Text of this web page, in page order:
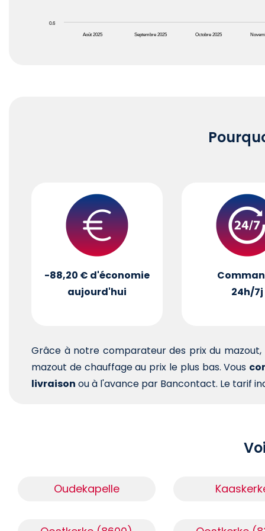
Août 2025 Septembre 2025 Octobre 2025
0.6
-88,20 € d'économie
aujourd'hui
24h/7j
Grâce à notre comparateur des prix du
mazout de chauffage au prix le plus bas. Vous
livraison ou à l'avance par Bancontact. Le tarif
Oudekapelle